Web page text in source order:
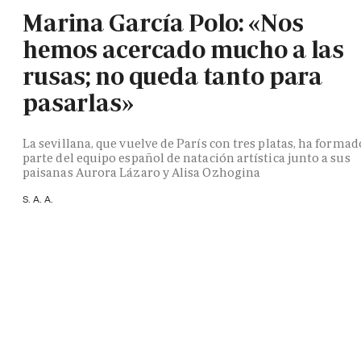
Marina García Polo: «Nos
hemos acercado mucho a las
rusas; no queda tanto para
pasarlas»
La sevillana, que vuelve de París con tres platas, ha
parte del equipo español de natación artística junto a sus
paisanas Aurora Lázaro y Alisa Ozhogina
S. A. A.